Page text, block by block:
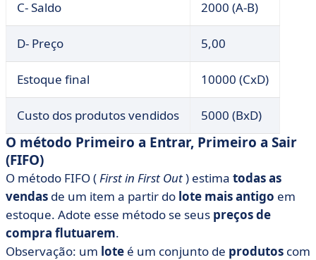
C- Saldo 2000 (A-B)
D- Preço 5,00
Estoque final 10000 (CxD)
Custo dos produtos vendidos 5000 (BxD)
O método Primeiro a Entrar, Primeiro a Sair
(FIFO)
O método FIFO (First in First Out) estima todas as
vendas de um item a partir do lote mais antigo em
estoque. Adote esse método se seus preços de
compra flutuarem.
Observação: um lote é um conjunto de produtos com